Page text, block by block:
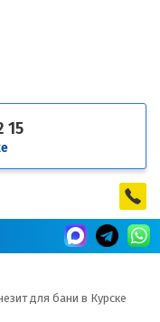
15
для бани в Курске